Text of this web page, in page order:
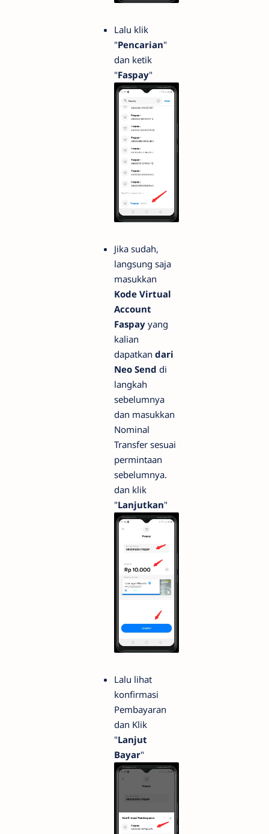
Lalu klik
"Pencarian"
dan ketik
"Faspay"
Jika sudah,
langsung saja
masukkan
Kode Virtual
Account
Faspay yang
kalian
dapatkan dari
Neo Send di
langkah
sebelumnya
dan masukkan
Nominal
Transfer sesuai
permintaan
sebelumnya.
dan klik
"Lanjutkan"
Lalu lihat
konfirmasi
Pembayaran
dan Klik
"Lanjut
Bayar"